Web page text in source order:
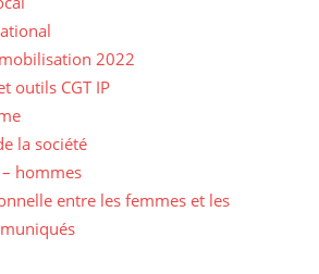
2022
outils CGT IP
la société
hommes
entre les femmes et les